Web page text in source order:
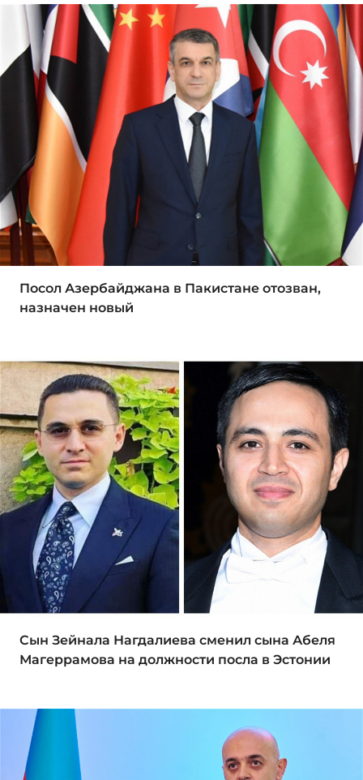
Посол Азербайджана в Пакистане отозван,
назначен новый
Сын Зейнала Нагдалиева сменил сына Абеля
Магеррамова на должности посла в Эстонии